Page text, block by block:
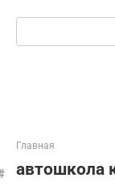
Поиск:
Главная
автошкола